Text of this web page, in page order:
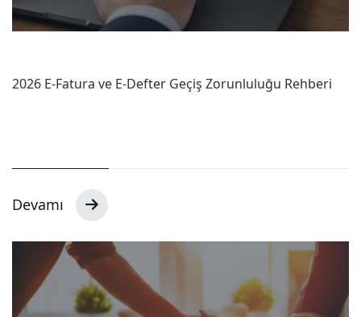
2026 E-Fatura ve E-Defter Geçiş Zorunluluğu Rehberi
Devamı